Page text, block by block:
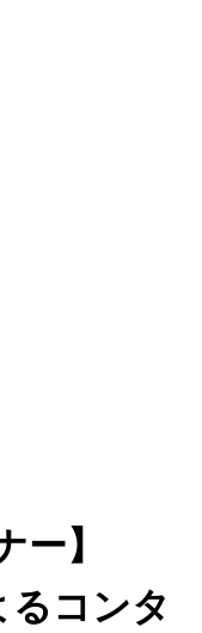
ー】
るコンタ